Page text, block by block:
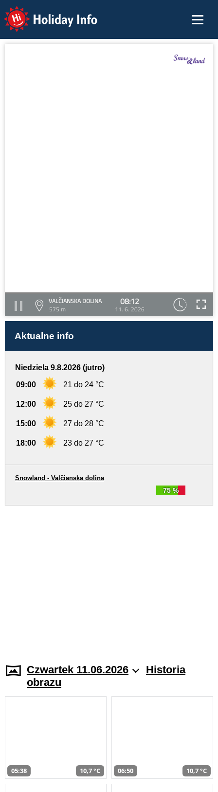
Holiday Info
VALČIANSKA DOLINA
575 m
08:12
11. 6. 2026
Aktualne info
Niedziela 9.8.2026 (jutro)
09:00 21 do 24 °C
12:00 25 do 27 °C
15:00 27 do 28 °C
18:00 23 do 27 °C
75 %
Snowland - Valčianska dolina
Czwartek 11.06.2026
Historia
obrazu
05:38 10,7 °C 06:50 10,7 °C